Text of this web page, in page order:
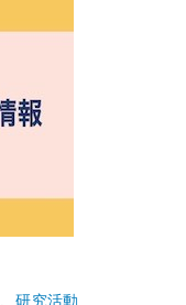
、研究活動